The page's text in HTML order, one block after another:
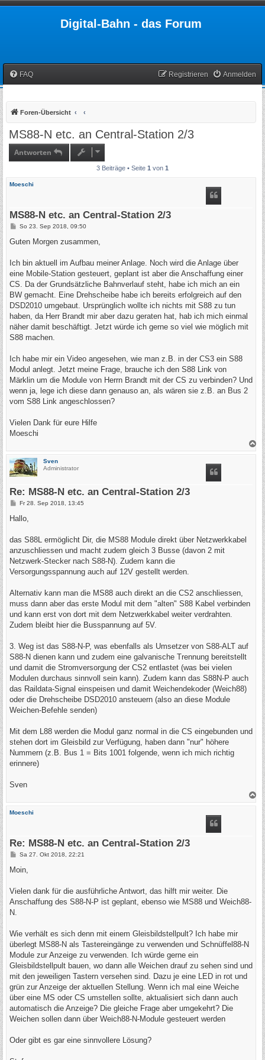
Digital-Bahn - das Forum
FAQ Anmelden
Registrieren
Foren-Übersicht
MS88-N etc. an Central-Station 2/3
Antworten
3 Beiträge • Seite 1 von 1
Moeschi
MS88-N etc. an Central-Station 2/3
B
a
So 23. Sep 2018, 09:50
Guten Morgen zusammen,
Ich bin aktuell im Aufbau meiner Anlage. Noch wird die Anlage über
eine Mobile-Station gesteuert, geplant ist aber die Anschaffung einer
CS. Da der Grundsätzliche Bahnverlauf steht, habe ich mich an ein
BW gemacht. Eine Drehscheibe habe ich bereits erfolgreich auf den
DSD2010 umgebaut. Ursprünglich wollte ich nichts mit S88 zu tun
haben, da Herr Brandt mir aber dazu geraten hat, hab ich mich einmal
näher damit beschäftigt. Jetzt würde ich gerne so viel wie möglich mit
S88 machen.
Ich habe mir ein Video angesehen, wie man z.B. in der CS3 ein S88
Modul anlegt. Jetzt meine Frage, brauche ich den S88 Link von
Märklin um die Module von Herrn Brandt mit der CS zu verbinden? Und
wenn ja, lege ich diese dann genauso an, als wären sie z.B. an Bus 2
vom S88 Link angeschlossen?
Vielen Dank für eure Hilfe
Moeschi
N
Sven
Administrator
Re: MS88-N etc. an Central-Station 2/3
B
i
a
Fr 28. Sep 2018, 13:45
Hallo,
das S88L ermöglicht Dir, die MS88 Module direkt über Netzwerkkabel
anzuschliessen und macht zudem gleich 3 Busse (davon 2 mit
Netzwerk-Stecker nach S88-N). Zudem kann die
Versorgungsspannung auch auf 12V gestellt werden.
Alternativ kann man die MS88 auch direkt an die CS2 anschliessen,
muss dann aber das erste Modul mit dem "alten" S88 Kabel verbinden
und kann erst von dort mit dem Netzwerkkabel weiter verdrahten.
Zudem bleibt hier die Busspannung auf 5V.
3. Weg ist das S88-N-P, was ebenfalls als Umsetzer von S88-ALT auf
S88-N dienen kann und zudem eine galvanische Trennung bereitstellt
und damit die Stromversorgung der CS2 entlastet (was bei vielen
Modulen durchaus sinnvoll sein kann). Zudem kann das S88N-P auch
das Raildata-Signal einspeisen und damit Weichendekoder (Weich88)
oder die Drehscheibe DSD2010 ansteuern (also an diese Module
Weichen-Befehle senden)
Mit dem L88 werden die Modul ganz normal in die CS eingebunden und
stehen dort im Gleisbild zur Verfügung, haben dann "nur" höhere
Nummern (z.B. Bus 1 = Bits 1001 folgende, wenn ich mich richtig
erinnere)
Sven
N
Moeschi
Re: MS88-N etc. an Central-Station 2/3
B
i
a
Sa 27. Okt 2018, 22:21
Moin,
Vielen dank für die ausführliche Antwort, das hilft mir weiter. Die
Anschaffung des S88-N-P ist geplant, ebenso wie MS88 und Weich88-
N.
Wie verhält es sich denn mit einem Gleisbildstellpult? Ich habe mir
überlegt MS88-N als Tastereingänge zu verwenden und Schnüffel88-N
Module zur Anzeige zu verwenden. Ich würde gerne ein
Gleisbildstellpult bauen, wo dann alle Weichen drauf zu sehen sind und
mit den jeweiligen Tastern versehen sind. Dazu je eine LED in rot und
grün zur Anzeige der aktuellen Stellung. Wenn ich mal eine Weiche
über eine MS oder CS umstellen sollte, aktualisiert sich dann auch
automatisch die Anzeige? Die gleiche Frage aber umgekehrt? Die
Weichen sollen dann über Weich88-N-Module gesteuert werden
Oder gibt es gar eine sinnvollere Lösung?